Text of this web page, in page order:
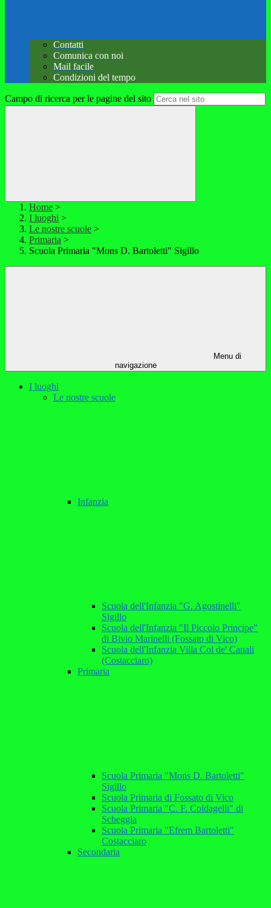
Contatti
Comunica con noi
Mail facile
Condizioni del tempo
Campo di ricerca per le pagine del sito
Home >
I luoghi >
Le nostre scuole >
Primaria >
Scuola Primaria "Mons D. Bartoletti" Sigillo
Menu di
navigazione
I luoghi
Le nostre scuole
Infanzia
Scuola dell'Infanzia "G. Agostinelli"
Sigillo
Scuola dell'Infanzia "Il Piccolo Principe"
di Bivio Marinelli (Fossato di Vico)
Scuola dell'Infanzia Villa Col de' Canali
(Costacciaro)
Primaria
Scuola Primaria "Mons D. Bartoletti"
Sigillo
Scuola Primaria di Fossato di Vico
Scuola Primaria "C. F. Coldagelli" di
Scheggia
Scuola Primaria "Efrem Bartoletti"
Costacciaro
Secondaria